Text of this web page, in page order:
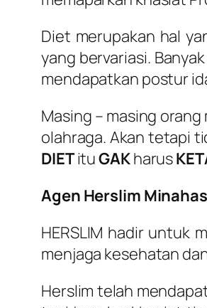
Diet merupakan hal
yang bervariasi.
mendapatkan postur
Masing – masing
olahraga. Akan tetapi
DIETituGAKharus
Agen Herslim
HERSLIM hadir untuk
menjaga kesehatan
Herslim telah